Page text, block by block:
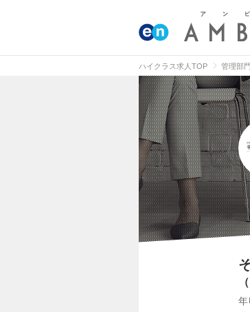
ハイクラス求人TOP 管理部
年